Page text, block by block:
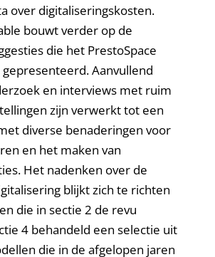
over digitaliseringskosten.
bouwt verder op de
die het PrestoSpace
Aanvullend
en interviews met ruim
zijn verwerkt tot een
diverse benaderingen voor
en het maken van
Het nadenken over de
blijkt zich te richten
die in sectie 2 de revu
4 behandeld een selectie uit
die in de afgelopen jaren